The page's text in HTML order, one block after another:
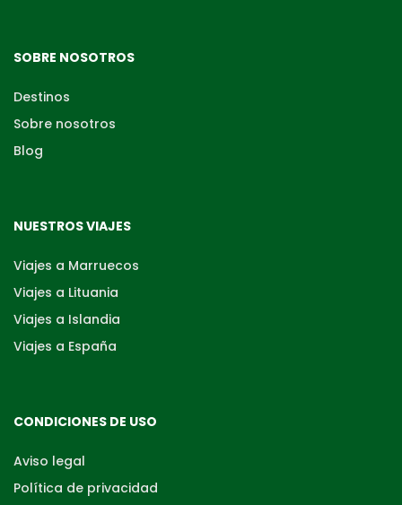
SOBRE NOSOTROS
Destinos
Sobre nosotros
Blog
NUESTROS VIAJES
Viajes a Marruecos
Viajes a Lituania
Viajes a Islandia
Viajes a España
CONDICIONES DE USO
Aviso legal
Política de privacidad